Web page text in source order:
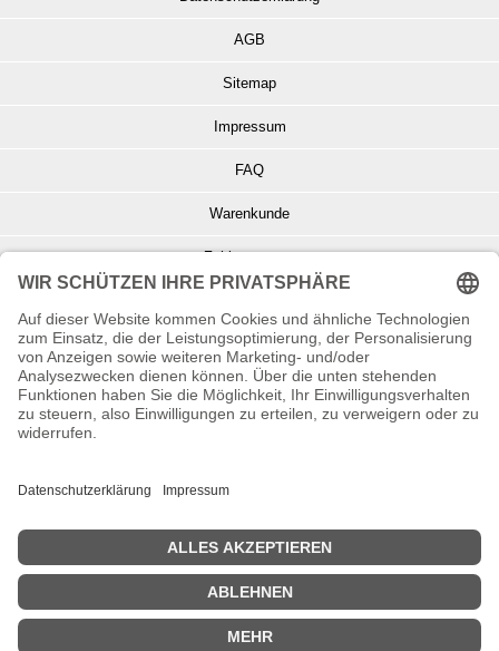
AGB
Sitemap
Impressum
FAQ
Warenkunde
Zahlungsarten
Info zu Elektro- u. Elektronikgeräten
Batterieentsorgung
Informationen zur Echtheit von Kundenbewertungen
© Copyright 2026 Wohnambiente-Shop